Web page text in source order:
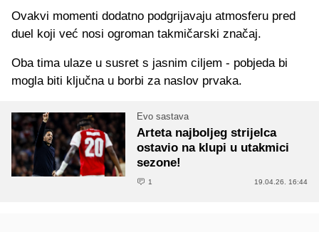
Ovakvi momenti dodatno podgrijavaju atmosferu pred
duel koji već nosi ogroman takmičarski značaj.
Oba tima ulaze u susret s jasnim ciljem - pobjeda bi
mogla biti ključna u borbi za naslov prvaka.
Evo sastava
Arteta najboljeg strijelca
ostavio na klupi u utakmici
sezone!
1 19.04.26. 16:44